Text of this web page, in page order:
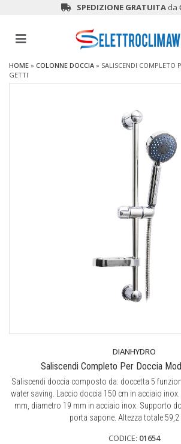
SPEDIZIONE GRATUITAda
HOME » COLONNE DOCCIA » SALISCENDI COMPLETO
GETTI
DIANHYDRO
Saliscendi Completo Per Doccia
Saliscendi doccia composto da: doccetta 5
water saving. Laccio doccia 150 cm in acciaio
mm, diametro 19 mm in acciaio inox. Supporto
porta sapone. Altezza totale 59,2
CODICE: 01654